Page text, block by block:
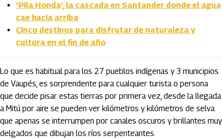
‘Pila Honda’, la cascada en Santander donde el agua
cae hacia arriba
Cinco destinos para disfrutar de naturaleza y
cultura en el fin de año
Lo que es habitual para los 27 pueblos indígenas y 3 municipios
de Vaupés, es sorprendente para cualquier turista o persona
que decide pisar estas tierras por primera vez, desde la llegada
a Mitú por aire se pueden ver kilómetros y kilómetros de selva
que apenas se interrumpen por canales oscuros y brillantes muy
delgados que dibujan los ríos serpenteantes.